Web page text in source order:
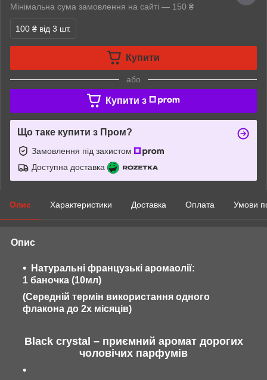
Мінімальна сума замовлення на сайті — 150 ₴
100 ₴ від 3 шт.
Купити
або
Купити з
Що таке купити з Пром?
Замовлення під захистом
Доступна доставка
Опис Характеристики Доставка Оплата Умови
Опис
Натуральні французькі аромаолії:
1 баночка (10мл)
(Середній термін використання одного
флакона до 2х місяців)
Black crystal – приємний аромат дорогих
чоловічих парфумів